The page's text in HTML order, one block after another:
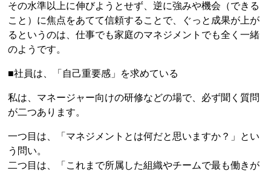
その水準以上に伸びようとせず、逆に強みや機会（できる
こと）に焦点をあてて信頼することで、ぐっと成果が上が
るというのは、仕事でも家庭のマネジメントでも全く一緒
のようです。
■社員は、「自己重要感」を求めている
私は、マネージャー向けの研修などの場で、必ず聞く質問
が二つあります。
一つ目は、「マネジメントとは何だと思いますか？」とい
う問い。
二つ目は、「これまで所属した組織やチームで最も働きが